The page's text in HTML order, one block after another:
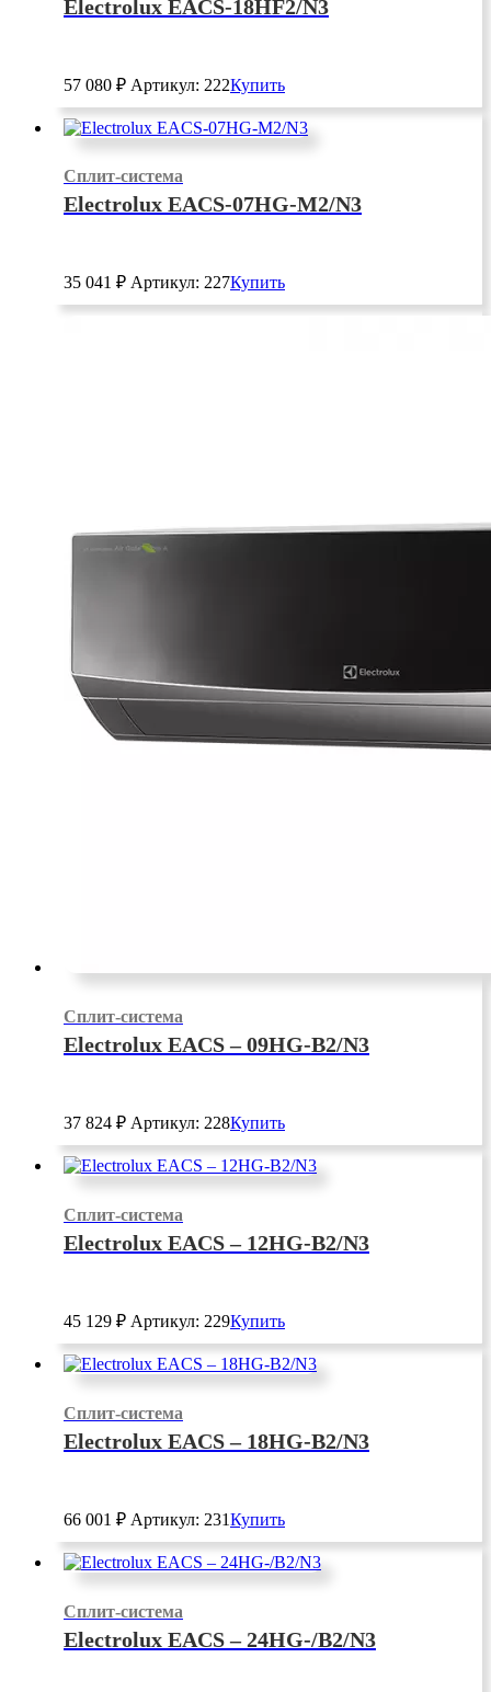
Electrolux EACS-18HF2/N3
57 080 ₽ Артикул: 222Купить
Сплит-система
Electrolux EACS-07HG-M2/N3
35 041 ₽ Артикул: 227Купить
Сплит-система
Electrolux EACS – 09HG-B2/N3
37 824 ₽ Артикул: 228Купить
Сплит-система
Electrolux EACS – 12HG-B2/N3
45 129 ₽ Артикул: 229Купить
Сплит-система
Electrolux EACS – 18HG-B2/N3
66 001 ₽ Артикул: 231Купить
Сплит-система
Electrolux EACS – 24HG-/B2/N3